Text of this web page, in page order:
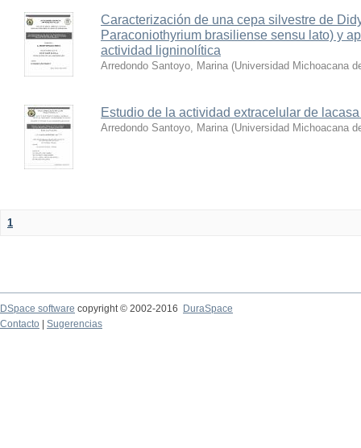
Caracterización de una cepa silvestre de
Paraconiothyrium brasiliense sensu lato) y
actividad ligninolítica
Arredondo Santoyo, Marina (Universidad Michoacana
Estudio de la actividad extracelular de
Arredondo Santoyo, Marina (Universidad Michoacana
1
DSpace software copyright © 2002-2016
DuraSpace
Contacto
Sugerencias